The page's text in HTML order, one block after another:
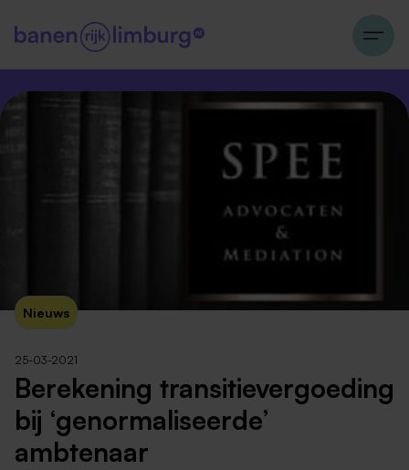
Nieuws
25-03-2021
Berekening transitievergoeding
bij ‘genormaliseerde’
ambtenaar